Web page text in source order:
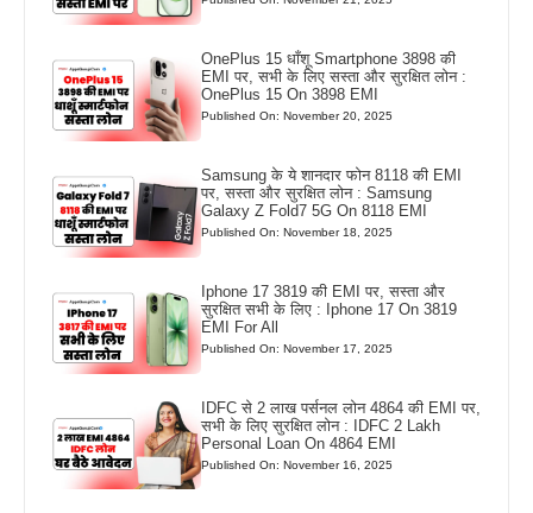
OnePlus 15 धाँशू Smartphone 3898 की
EMI पर, सभी के लिए सस्ता और सुरक्षित लोन :
OnePlus 15 On 3898 EMI
Published On: November 20, 2025
Samsung के ये शानदार फोन 8118 की EMI
पर, सस्ता और सुरक्षित लोन : Samsung
Galaxy Z Fold7 5G On 8118 EMI
Published On: November 18, 2025
Iphone 17 3819 की EMI पर, सस्ता और
सुरक्षित सभी के लिए : Iphone 17 On 3819
EMI For All
Published On: November 17, 2025
IDFC से 2 लाख पर्सनल लोन 4864 की EMI पर,
सभी के लिए सुरक्षित लोन : IDFC 2 Lakh
Personal Loan On 4864 EMI
Published On: November 16, 2025